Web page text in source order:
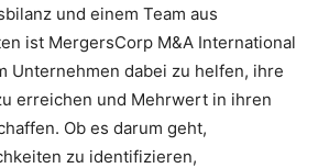
und einem Team aus
ist MergersCorp M&A International
Unternehmen dabei zu helfen, ihre
erreichen und Mehrwert in ihren
Ob es darum geht,
zu identifizieren,